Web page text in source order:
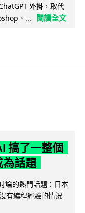
外掛，取代
、...
閱讀全文
搞了一整個
為話題
論的熱門話題：日本
有編程經驗的情況